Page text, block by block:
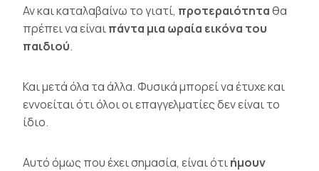
Αν και καταλαβαίνω το γιατί, προτεραιότηταθα
πρέπει να είναιπάντα μια ωραία εικόνα του
παιδιού.
Και μετά όλα τα άλλα. Φυσικά μπορεί να έτυχε και
εννοείται ότι όλοι οι επαγγελματίες δεν είναι το
ίδιο.
Αυτό όμως που έχει σημασία, είναι ότιήμουν